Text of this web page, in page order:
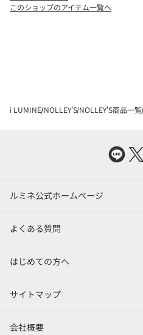
このショップのアイテム一覧へ
i LUMINE NOLLEY'S NOLLEY'S商品一覧
ルミネ公式ホームページ
よくある質問
はじめての方へ
サイトマップ
会社概要